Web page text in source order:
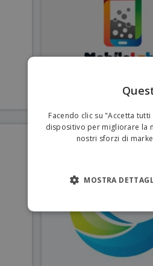
Facendo clic su "Accetta
dispositivo per migliorare la
nostri sforzi di
MOSTRA